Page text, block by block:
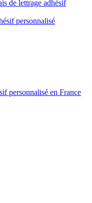
de lettrage adhésif
personnalisé
personnalisé en France